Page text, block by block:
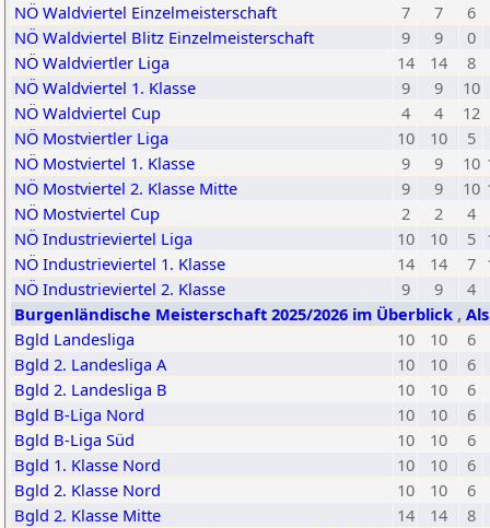
NÖ Waldviertel Einzelmeisterschaft
7 7
6
NÖ Waldviertel Blitz Einzelmeisterschaft
9 9
0
NÖ Waldviertler Liga
14 14
8
NÖ Waldviertel 1. Klasse
9 9
10
NÖ Waldviertel Cup
4 4
12
NÖ Mostviertler Liga
10 10
5
NÖ Mostviertel 1. Klasse
9 9 10
NÖ Mostviertel 2. Klasse Mitte
9 9 10
NÖ Mostviertel Cup
2 2
4
NÖ Industrieviertel Liga
10 10 5
NÖ Industrieviertel 1. Klasse
14 14 7
NÖ Industrieviertel 2. Klasse
9 9
4
Burgenländische Meisterschaft 2025/2026 im Überblick ,
Bgld Landesliga
10 10
6
Bgld 2. Landesliga A
10 10
6
Bgld 2. Landesliga B
10 10
6
Bgld B-Liga Nord
10 10
6
Bgld B-Liga Süd
10 10
6
Bgld 1. Klasse Nord
10 10
6
Bgld 2. Klasse Nord
10 10
6
Bgld 2. Klasse Mitte
14 14
8